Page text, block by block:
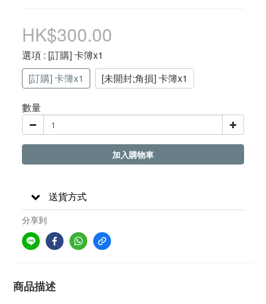
HK$300.00
選項 : [訂購] 卡簿x1
[訂購] 卡簿x1
[未開封;角損] 卡簿x1
數量
加入購物車
送貨方式
分享到
商品描述